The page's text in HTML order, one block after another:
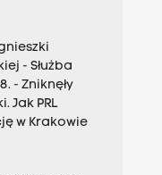
- Służba
- Zniknęły
Jak PRL
w Krakowie